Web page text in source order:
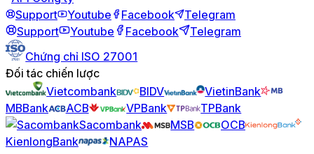
Support
Youtube Facebook
Telegram
Support
Youtube Facebook
Telegram
Chứng chỉ ISO 27001
Đối tác chiến lược
Vietcombank
BIDV
VietinBank
MBBank
ACB VPBank
TPBank
Sacombank
MSB
OCB
KienlongBank
NAPAS